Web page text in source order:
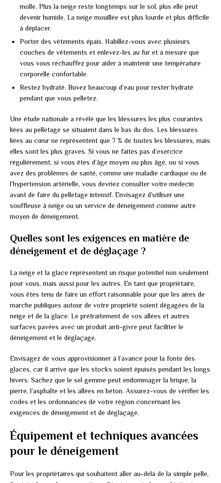
molle. Plus la neige reste longtemps sur le sol, plus elle peut
devenir humide. La neige mouillée est plus lourde et plus difficile
à déplacer.
Porter des vêtements épais. Habillez-vous avec plusieurs
couches de vêtements et enlevez-les au fur et à mesure que
vous vous réchauffez pour aider à maintenir une température
corporelle confortable.
Restez hydraté. Buvez beaucoup d’eau pour rester hydraté
pendant que vous pelletez.
Une étude nationale a révélé que les blessures les plus courantes
liées au pelletage se situaient dans le bas du dos. Les blessures
liées au cœur ne représentent que 7 % de toutes les blessures, mais
elles sont les plus graves. Si vous ne faites pas d’exercice
régulièrement, si vous êtes d’âge moyen ou plus âgé, ou si vous
avez des problèmes de santé, comme une maladie cardiaque ou de
l’hypertension artérielle, vous devriez consulter votre médecin
avant de faire du pelletage intensif. Envisagez d’utiliser une
souffleuse à neige ou un service de déneigement comme autre
moyen de déneigement.
Quelles sont les exigences en matière de
déneigement et de déglaçage ?
La neige et la glace représentent un risque potentiel non seulement
pour vous, mais aussi pour les autres. En tant que propriétaire,
vous êtes tenu de faire un effort raisonnable pour que les aires de
marche publiques autour de votre propriété soient dégagées de la
neige et de la glace. Le prétraitement de vos allées et autres
surfaces pavées avec un produit anti-givre peut faciliter le
déneigement et le déglaçage.
Envisagez de vous approvisionner à l’avance pour la fonte des
glaces, car il arrive que les stocks soient épuisés pendant les longs
hivers. Sachez que le sel gemme peut endommager la brique, la
pierre, l’asphalte et les allées en béton. Assurez-vous de vérifier les
codes et les ordonnances de votre région concernant les
exigences de déneigement et de déglaçage.
Équipement et techniques avancées
pour le déneigement
Pour les propriétaires qui souhaitent aller au-delà de la simple pelle,